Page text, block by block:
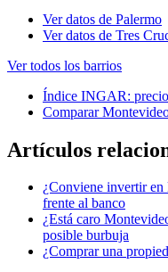
Ver datos de Palermo
Ver datos de Tres
Ver todos los barrios
Índice INGAR: precio
Comparar
Artículos
¿Conviene invertir
frente al banco
¿Está caro
posible burbuja
¿Comprar una